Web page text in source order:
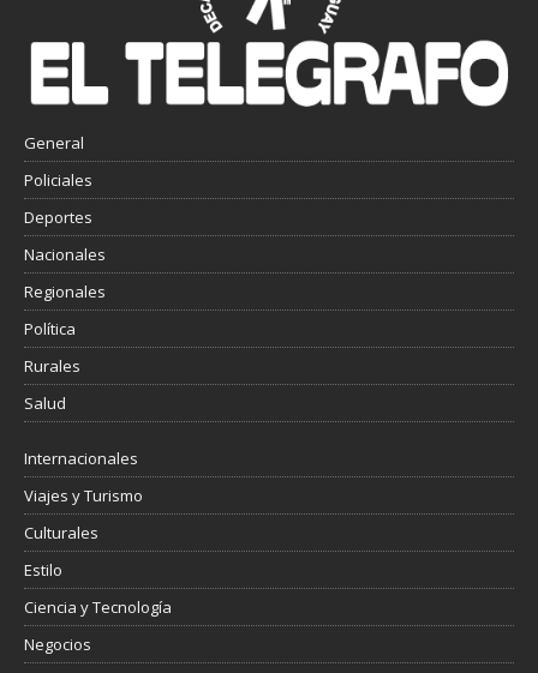
General
Policiales
Deportes
Nacionales
Regionales
Política
Rurales
Salud
Internacionales
Viajes y Turismo
Culturales
Estilo
Ciencia y Tecnología
Negocios